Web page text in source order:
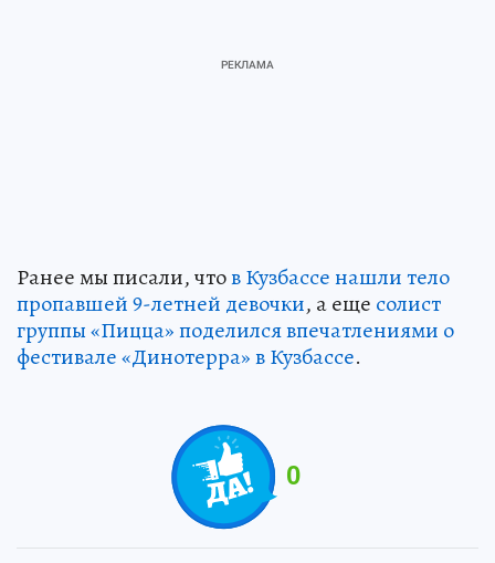
Ранее мы писали, чтов Кузбассе нашли тело
пропавшей 9-летней девочки, а еще солист
группы «Пицца» поделился впечатлениями о
фестивале «Динотерра» в Кузбассе.
0